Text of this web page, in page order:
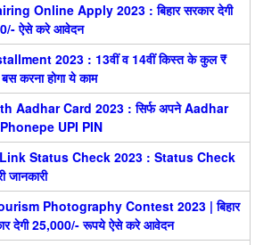
Online Apply 2023 : बिहार सरकार देगी
ऐसे करे आवेदन
2023 : 13वीं व 14वीं किस्त के कुल ₹
करना होगा ये काम
Aadhar Card 2023 : सिर्फ अपने Aadhar
UPI PIN
Status Check 2023 : Status Check
जानकारी
Photography Contest 2023 | बिहार
देगी 25,000/- रूपये ऐसे करे आवेदन